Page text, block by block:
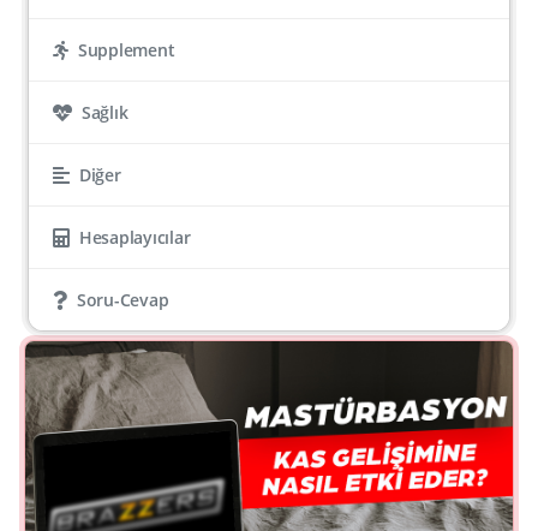
Supplement
Sağlık
Diğer
Hesaplayıcılar
Soru-Cevap